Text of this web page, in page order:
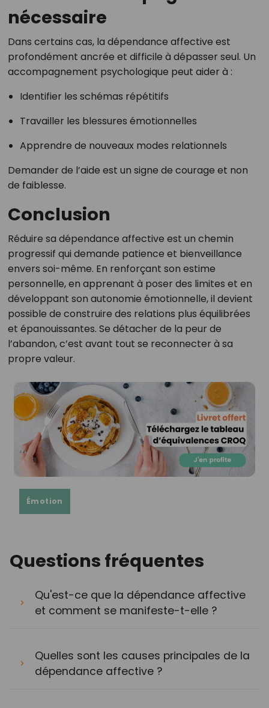
nécessaire
Dans certains cas, la dépendance affective est
profondément ancrée et difficile à dépasser seul. Un
accompagnement psychologique peut aider à :
Identifier les schémas répétitifs
Travailler les blessures émotionnelles
Apprendre de nouveaux modes relationnels
Demander de l’aide est un signe de courage et non
de faiblesse.
Conclusion
Réduire sa dépendance affective est un chemin
progressif qui demande patience et bienveillance
envers soi-même. En renforçant son estime
personnelle, en apprenant à poser des limites et en
développant son autonomie émotionnelle, il devient
possible de construire des relations plus équilibrées
et épanouissantes. Se détacher de la peur de
l’abandon, c’est avant tout se reconnecter à sa
propre valeur.
Émotion
Questions fréquentes
Qu'est-ce que la dépendance affective
et comment se manifeste-t-elle ?
Quelles sont les causes principales de la
dépendance affective ?